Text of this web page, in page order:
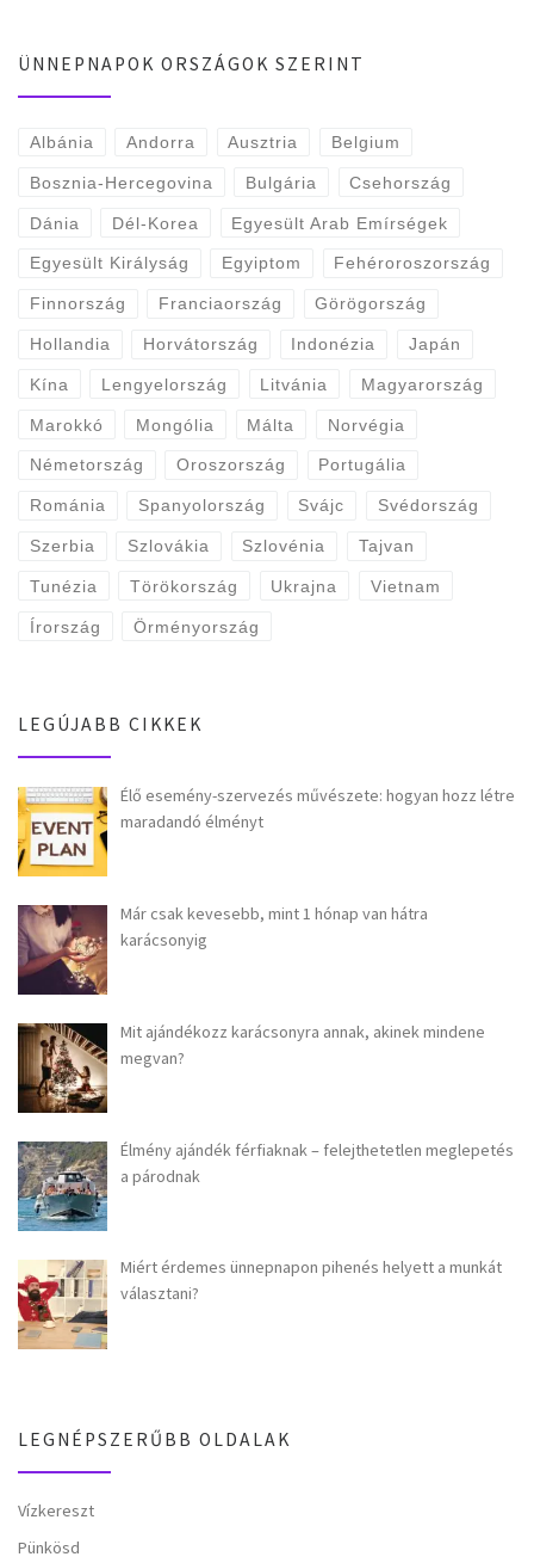
ÜNNEPNAPOK ORSZÁGOK SZERINT
Albánia Andorra Ausztria Belgium
Bosznia-Hercegovina Bulgária Csehország
Dánia Dél-Korea Egyesült Arab Emírségek
Egyesült Királyság Egyiptom Fehéroroszország
Finnország Franciaország Görögország
Hollandia Horvátország Indonézia Japán
Kína Lengyelország Litvánia Magyarország
Marokkó Mongólia Málta Norvégia
Németország Oroszország Portugália
Románia Spanyolország Svájc Svédország
Szerbia Szlovákia Szlovénia Tajvan
Tunézia Törökország Ukrajna Vietnam
Írország Örményország
LEGÚJABB CIKKEK
Élő esemény-szervezés művészete: hogyan hozz létre
maradandó élményt
Már csak kevesebb, mint 1 hónap van hátra
karácsonyig
Mit ajándékozz karácsonyra annak, akinek mindene
megvan?
Élmény ajándék férfiaknak – felejthetetlen meglepetés
a párodnak
Miért érdemes ünnepnapon pihenés helyett a munkát
választani?
LEGNÉPSZERŰBB OLDALAK
Vízkereszt
Pünkösd